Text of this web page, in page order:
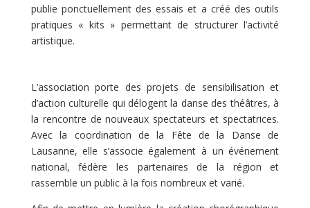
publie ponctuellement des essais et a créé des outils
pratiques « kits » permettant de structurer l’activité
artistique.
L’association porte des projets de sensibilisation et
d’action culturelle qui délogent la danse des théâtres, à
la rencontre de nouveaux spectateurs et spectatrices.
Avec la coordination de la Fête de la Danse de
Lausanne, elle s’associe également à un événement
national, fédère les partenaires de la région et
rassemble un public à la fois nombreux et varié.